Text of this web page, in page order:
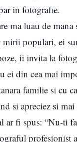
in fotografie.
ma luau de mana
populari, ei
ii invita la
ei din cea mai
familie si cu
si apreciez si
ar fi spus: “Nu-ti
profesionist